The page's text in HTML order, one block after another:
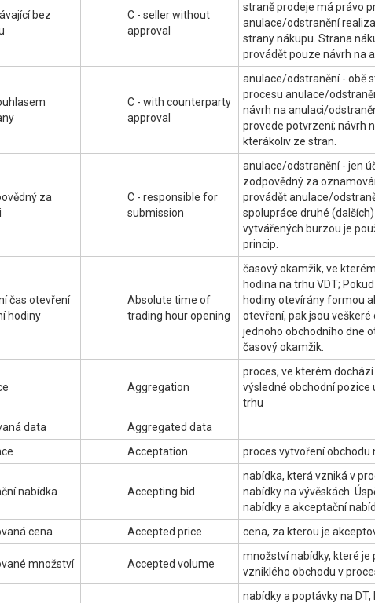
bez
C - seller without
approval
straně prodeje má právo
anulace/odstranění
strany nákupu. Strana
provádět pouze návrh na
C - with counterparty
approval
anulace/odstranění - obě
procesu anulace/
návrh na anulaci/
provede potvrzení; návrh
kterákoliv ze stran.
za
C - responsible for
submission
anulace/odstranění - jen
zodpovědný za
provádět anulace/
spolupráce druhé
vytvářených burzou je
princip.
čas otevření
hodiny
Absolute time of
trading hour opening
časový okamžik, ve
hodina na trhu VDT;
hodiny otevírány formou
otevření, pak jsou veškeré
jednoho obchodního dne
časový okamžik.
Aggregation
proces, ve kterém
výsledné obchodní pozice
trhu
data
Aggregated data
Acceptation proces vytvoření obchodu
nabídka Accepting bid
nabídka, která vzniká v
nabídky na vývěskách.
nabídky a akceptační
cena
Accepted price cena, za kterou je
množství Accepted volume
množství nabídky, které je
vzniklého obchodu v
nabídky a poptávky na